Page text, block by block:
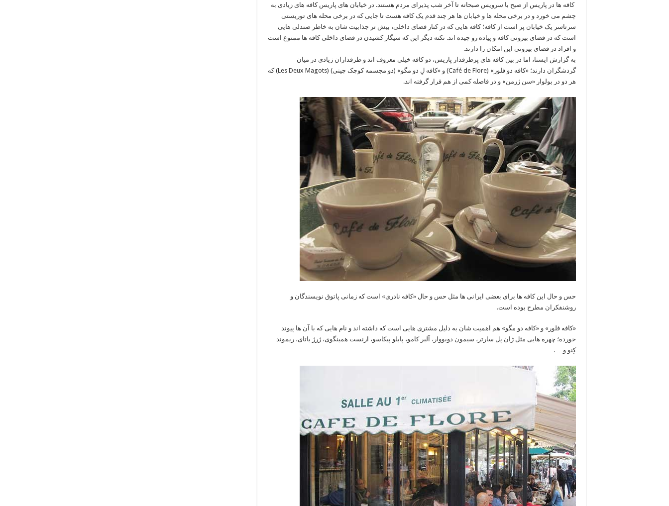
کافه ها در پاریس از صبح با سرویس صبحانه تا آخر شب پذیرای مردم هستند. در خیابان های پاریس کافه های زیادی به
چشم می خورد و در برخی محله ها و خیابان ها هر چند قدم یک کافه هست تا جایی که در برخی محله های توریستی
سرتاسر یک خیابان پر است از کافه؛ کافه هایی که در کنار فضای داخلی، بیش تر جذابیت شان به خاطر صندلی هایی
است که در فضای بیرونی کافه و پیاده رو چیده اند. نکته دیگر این که سیگار کشیدن در فضای داخلی کافه ها ممنوع است
و افراد در فضای بیرونی این امکان را دارند.
به گزارش ایسنا، اما در بین کافه های پرطرفدار پاریس، دو کافه خیلی معروف اند و طرفداران زیادی در میان
گردشگران دارند؛ «کافه دو فلور» (Café de Flore) و «کافه لِ دو مگو» (دو مجسمه کوچک چینی) (Les Deux Magots) که
هر دو در بولوار «سن ژرمن» و در فاصله کمی از هم قرار گرفته اند.
حس و حال این کافه ها برای بعضی ایرانی ها مثل حس و حال «کافه نادری» است که زمانی پاتوق نویسندگان و
روشنفکران مطرح بوده است.
«کافه فلور» و «کافه دو مگو» هم اهمیت شان به دلیل مشتری هایی است که داشته اند و نام هایی که با آن ها پیوند
خورده؛ چهره هایی مثل ژان پل سارتر، سیمون دوبووار، آلبر کامو، پابلو پیکاسو، ارنست همینگوی، ژرژ باتای، ریموند
کِنو و… .